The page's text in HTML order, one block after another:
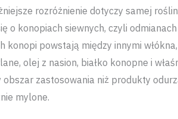
rozróżnienie dotyczy samej
o konopiach siewnych, czyli
konopi powstają między innymi
olej z nasion, białko konopne i
obszar zastosowania niż produkty
mylone.